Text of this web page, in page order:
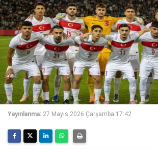
Yayınlanma: 27 Mayıs 2026 Çarşamba 17:42